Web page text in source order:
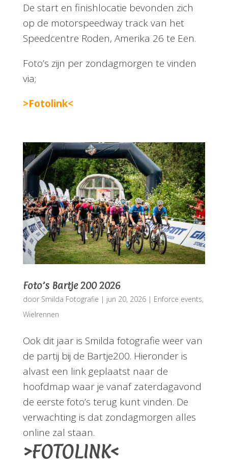
De start en finishlocatie bevonden zich
op de motorspeedway track van het
Speedcentre Roden, Amerika 26 te Een.
Foto’s zijn per zondagmorgen te vinden
via;
>Fotolink<
Foto’s Bartje 200 2026
door Smilda Fotografie | jun 20, 2026| Enforce events,
Wielrennen
Ook dit jaar is Smilda fotografie weer van
de partij bij de Bartje200. Hieronder is
alvast een link geplaatst naar de
hoofdmap waar je vanaf zaterdagavond
de eerste foto’s terug kunt vinden. De
verwachting is dat zondagmorgen alles
online zal staan.
>FOTOLINK<